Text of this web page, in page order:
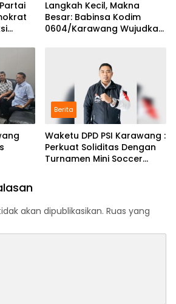
Langkah Kecil, Makna
Besar: Babinsa Kodim
0604/Karawang Wujudkan
Berita
Waketu DPD PSI Karawang :
Perkuat Soliditas Dengan
Turnamen Mini Soccer
akan dipublikasikan. Ruas yang